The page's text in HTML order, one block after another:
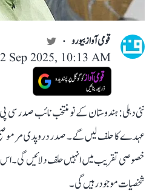
قومی آواز بیورو
Sep 2025, 10:13 AM
نئی دہلی: ہندوستان کے نو منتخب نائب صدر سی
خصوصی تقریب میں انہیں حلف دلائیں گی۔ اس
شخصیات موجود رہیں گی۔